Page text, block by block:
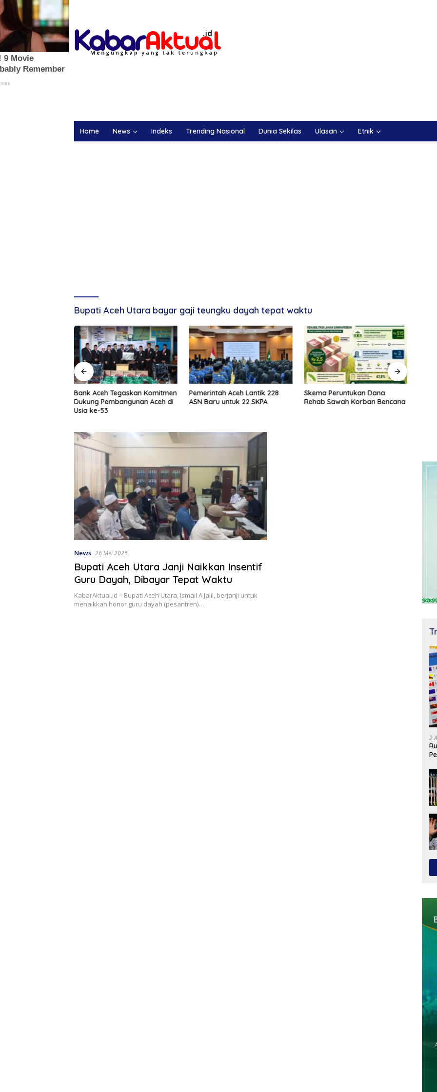
Home News Indeks Trending Nasional Dunia Sekilas Ulasan Etnik
Bupati Aceh Utara bayar gaji teungku dayah tepat waktu
Bank Aceh Tegaskan Komitmen
Dukung Pembangunan Aceh di
Usia ke-53
Pemerintah Aceh Lantik 228
ASN Baru untuk 22 SKPA
Skema Peruntukan Dana
Rehab Sawah Korban Bencana
News 26 Mei 2025
Bupati Aceh Utara Janji Naikkan Insentif
Guru Dayah, Dibayar Tepat Waktu
KabarAktual.id – Bupati Aceh Utara, Ismail A Jalil, berjanji untuk
menaikkan honor guru dayah (pesantren)…
2